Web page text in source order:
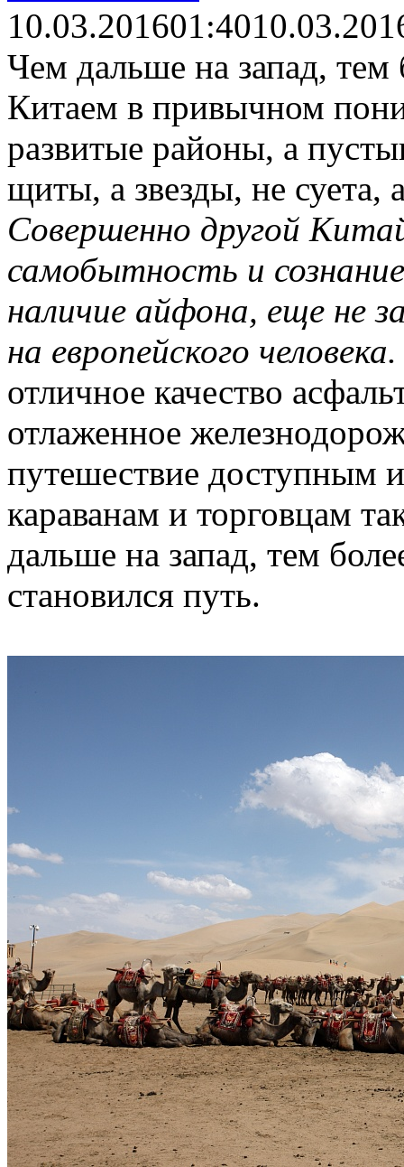
10.03.201601:40
Чем дальше на запад, тем
Китаем в привычном
развитые районы, а
щиты, а звезды, не
Совершенно другой
самобытность и
наличие айфона, еще не
на европейского человека.
отличное качество
отлаженное
путешествие доступным
караванам и торговцам
дальше на запад, тем
становился путь.